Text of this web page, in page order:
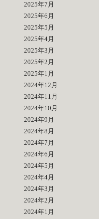
2025年7月
2025年6月
2025年5月
2025年4月
2025年3月
2025年2月
2025年1月
2024年12月
2024年11月
2024年10月
2024年9月
2024年8月
2024年7月
2024年6月
2024年5月
2024年4月
2024年3月
2024年2月
2024年1月